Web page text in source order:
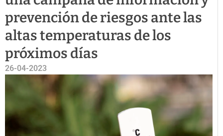
prevención de riesgos ante las
altas temperaturas de los
próximos días
26-04-2023